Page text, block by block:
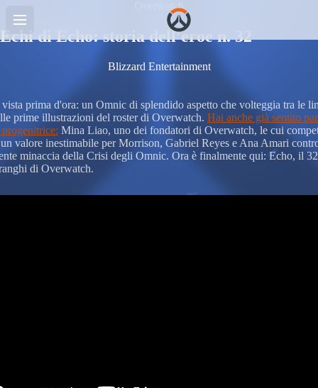
Overwatch
Echi di Echo: storia dell'eroe n. 32
Blizzard Entertainment
prima d'ora: un Omnic di splendido aspetto che volteggia tra le
prime illustrazioni del roster di Overwatch. Hai anche già sentito
progenitrice: Mina Liao, uno dei fondatori di Overwatch, le cui
valore inestimabile per Morrison, Gabriel Reyes e Ana Amari
minaccia della Crisi degli Omnic. Ora è finalmente qui: Echo, il
di Overwatch.